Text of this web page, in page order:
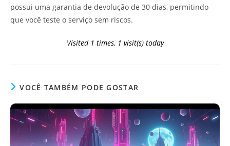
possui uma garantia de devolução de 30 dias, permitindo
que você teste o serviço sem riscos.
Visited 1 times, 1 visit(s) today
VOCÊ TAMBÉM PODE GOSTAR